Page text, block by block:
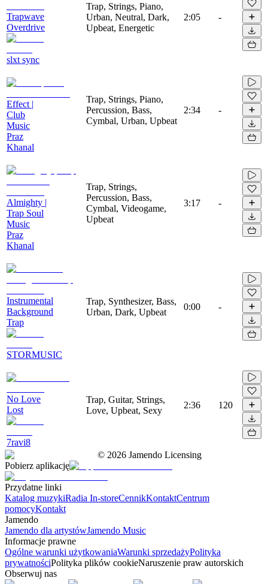
Trapwave
Overdrive
slxt sync
Trap, Strings, Piano,
Urban, Neutral, Dark,
Upbeat, Energetic
2:05 -
Effect |
Club
Music
Praz
Khanal
Trap, Strings, Piano,
Percussion, Bass,
Cymbal, Urban, Upbeat
2:34 -
Almighty |
Trap Soul
Music
Praz
Khanal
Trap, Strings,
Percussion, Bass,
Cymbal, Videogame,
Upbeat
3:17 -
Instrumental
Background
Trap
STORMUSIC
Trap, Synthesizer, Bass,
Urban, Dark, Upbeat
0:00 -
No Love
Lost
7ravi8
Trap, Guitar, Strings,
Love, Upbeat, Sexy
2:36 120
© 2026 Jamendo Licensing
Pobierz aplikację
Przydatne linki
Katalog muzykiRadia In-storeCennikKontaktCentrum
pomocyKontakt
Jamendo
Jamendo dla artystówJamendo Music
Informacje prawne
Ogólne warunki użytkowaniaWarunki sprzedażyPolityka
prywatnościPolityka plików cookieNaruszenie praw autorskich
Obserwuj nas